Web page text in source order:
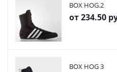
BOX HOG.2
от234.50
BOX HOG 3